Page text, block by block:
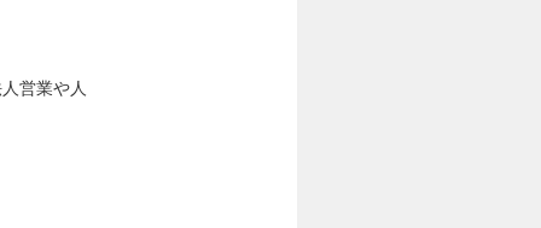
営業や人